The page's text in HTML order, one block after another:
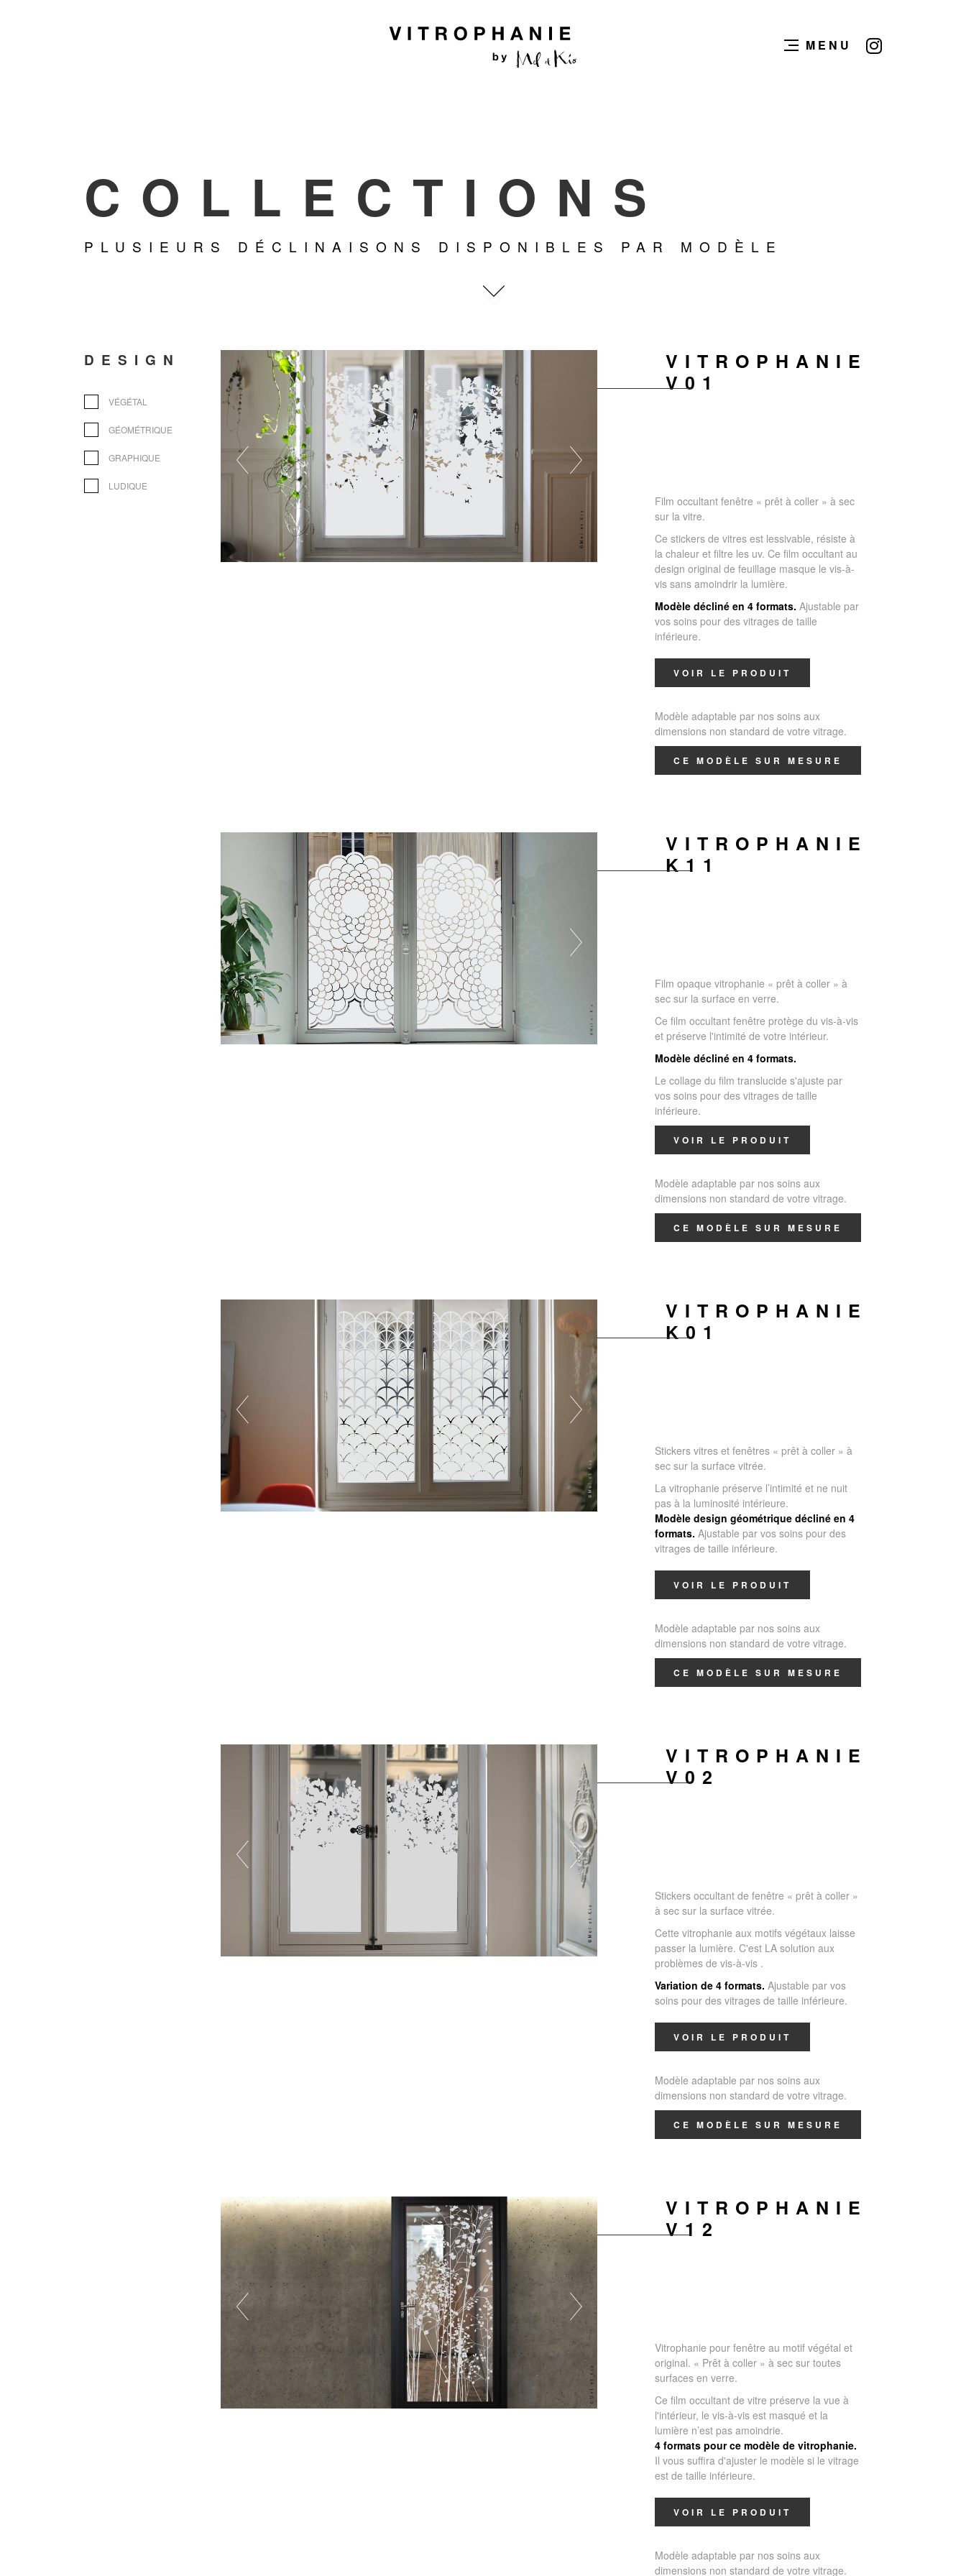
MENU
COLLECTIONS
PLUSIEURS DÉCLINAISONS DISPONIBLES PAR MODÈLE
DESIGN
GÉOMÉTRIQUE
VÉGÉTAL
GRAPHIQUE
LUDIQUE
VITROPHANIE
V01
Film occultant fenêtre « prêt à coller » à sec
sur la vitre.
Ce stickers de vitres est lessivable, résiste à
la chaleur et filtre les uv. Ce film occultant au
design original de feuillage masque le vis-à-
vis sans amoindrir la lumière.
Modèle décliné en 4 formats. Ajustable par
vos soins pour des vitrages de taille
inférieure.
VOIR LE PRODUIT
Modèle adaptable par nos soins aux
dimensions non standard de votre vitrage.
CE MODÈLE SUR MESURE
VITROPHANIE
K11
Film opaque vitrophanie « prêt à coller » à
sec sur la surface en verre.
Ce film occultant fenêtre protège du vis-à-vis
et préserve l'intimité de votre intérieur.
Modèle décliné en 4 formats.
Le collage du film translucide s'ajuste par
vos soins pour des vitrages de taille
inférieure.
VOIR LE PRODUIT
Modèle adaptable par nos soins aux
dimensions non standard de votre vitrage.
CE MODÈLE SUR MESURE
VITROPHANIE
K01
Stickers vitres et fenêtres « prêt à coller » à
sec sur la surface vitrée.
La vitrophanie préserve l’intimité et ne nuit
pas à la luminosité intérieure.
Modèle design géométrique décliné en 4
formats. Ajustable par vos soins pour des
vitrages de taille inférieure.
VOIR LE PRODUIT
Modèle adaptable par nos soins aux
dimensions non standard de votre vitrage.
CE MODÈLE SUR MESURE
VITROPHANIE
V02
Stickers occultant de fenêtre « prêt à coller »
à sec sur la surface vitrée.
Cette vitrophanie aux motifs végétaux laisse
passer la lumière. C'est LA solution aux
problèmes de vis-à-vis .
Variation de 4 formats. Ajustable par vos
soins pour des vitrages de taille inférieure.
VOIR LE PRODUIT
Modèle adaptable par nos soins aux
dimensions non standard de votre vitrage.
CE MODÈLE SUR MESURE
VITROPHANIE
V12
Vitrophanie pour fenêtre au motif végétal et
original. « Prêt à coller » à sec sur toutes
surfaces en verre.
Ce film occultant de vitre préserve la vue à
l'intérieur, le vis-à-vis est masqué et la
lumière n’est pas amoindrie.
4 formats pour ce modèle de vitrophanie.
Il vous suffira d'ajuster le modèle si le vitrage
est de taille inférieure.
VOIR LE PRODUIT
Modèle adaptable par nos soins aux
dimensions non standard de votre vitrage.